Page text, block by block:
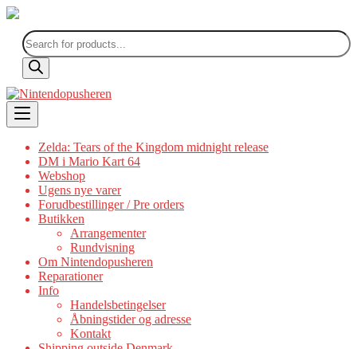
Products
search
Skip
to
content
Zelda: Tears of the Kingdom midnight release
DM i Mario Kart 64
Webshop
Ugens nye varer
Forudbestillinger / Pre orders
Butikken
Arrangementer
Rundvisning
Om Nintendopusheren
Reparationer
Info
Handelsbetingelser
Åbningstider og adresse
Kontakt